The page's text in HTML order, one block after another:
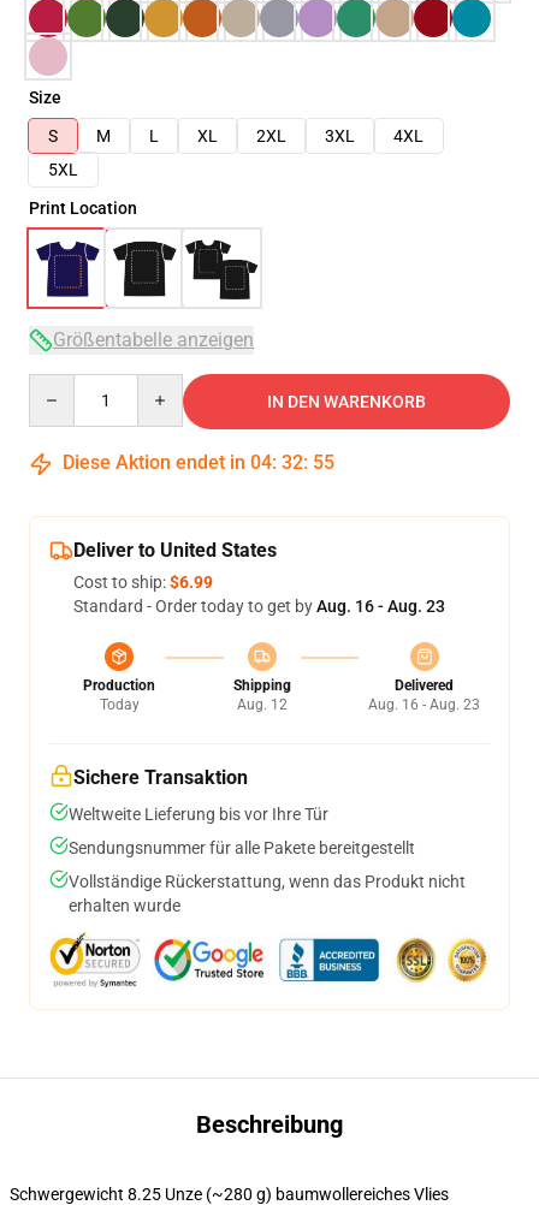
Size
S
M L XL 2XL 3XL
4XL
5XL
Print Location
Größentabelle anzeigen
IN DEN WARENKORB
Diese Aktion endet in 04: 32: 54
Deliver to United States
Cost to ship:$6.99
Standard - Order today to get byAug. 16 - Aug. 23
Production
Today
Shipping
Aug. 12
Delivered
Aug. 16 - Aug. 23
Sichere Transaktion
Weltweite Lieferung bis vor Ihre Tür
Sendungsnummer für alle Pakete bereitgestellt
Vollständige Rückerstattung, wenn das Produkt nicht
erhalten wurde
Beschreibung
Schwergewicht 8.25 Unze (~280 g) baumwollereiches Vlies